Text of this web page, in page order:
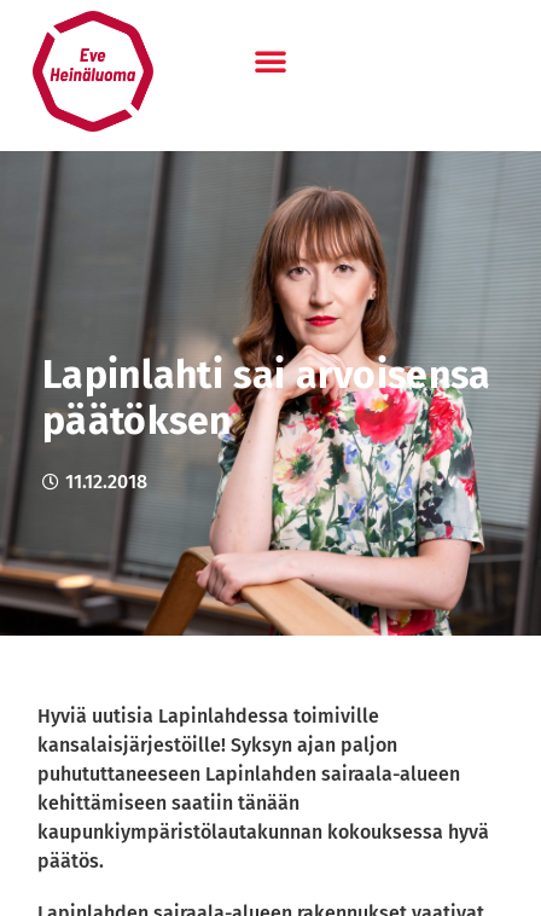
sisältöön
Lapinlahti sai arvoisensa
päätöksen
11.12.2018
Hyviä uutisia Lapinlahdessa toimiville
kansalaisjärjestöille! Syksyn ajan paljon
puhututtaneeseen Lapinlahden sairaala-alueen
kehittämiseen saatiin tänään
kaupunkiympäristölautakunnan kokouksessa hyvä
päätös.